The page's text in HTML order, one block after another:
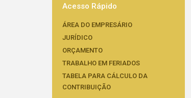
Acesso Rápido
ÁREA DO EMPRESÁRIO
JURÍDICO
ORÇAMENTO
TRABALHO EM FERIADOS
TABELA PARA CÁLCULO DA
CONTRIBUIÇÃO